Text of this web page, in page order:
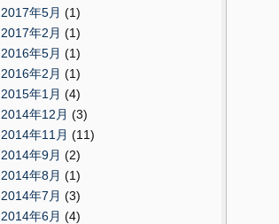
2017年5月 (1)
2017年2月 (1)
2016年5月 (1)
2016年2月 (1)
2015年1月 (4)
2014年12月 (3)
2014年11月 (11)
2014年9月 (2)
2014年8月 (1)
2014年7月 (3)
2014年6月 (4)